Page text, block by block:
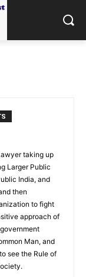
taking up
Larger Public
India, and
then
to fight
approach of
Man, and
see the Rule of